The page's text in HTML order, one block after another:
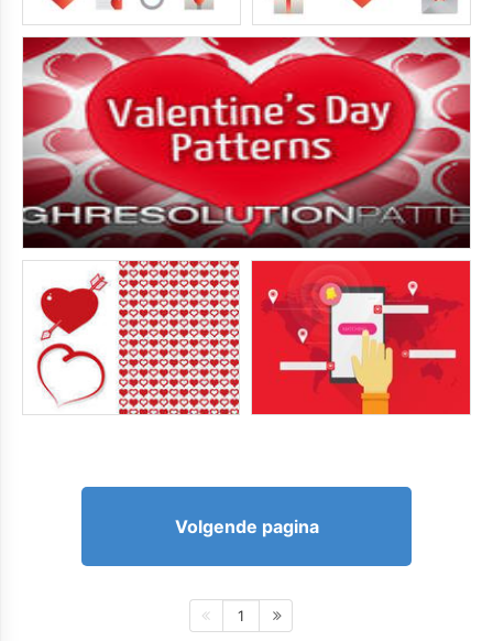
Volgende pagina
1